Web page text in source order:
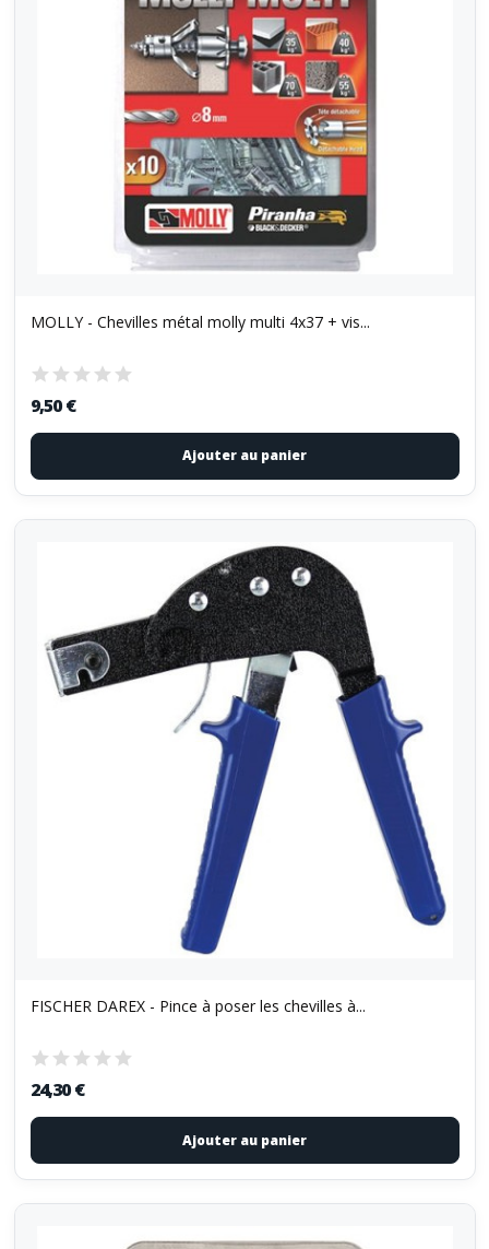
MOLLY - Chevilles métal molly multi 4x37 + vis...
9,50 €
Ajouter au panier
FISCHER DAREX - Pince à poser les chevilles à...
24,30 €
Ajouter au panier